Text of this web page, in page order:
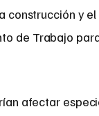
construcción y
de Trabajo
afectar